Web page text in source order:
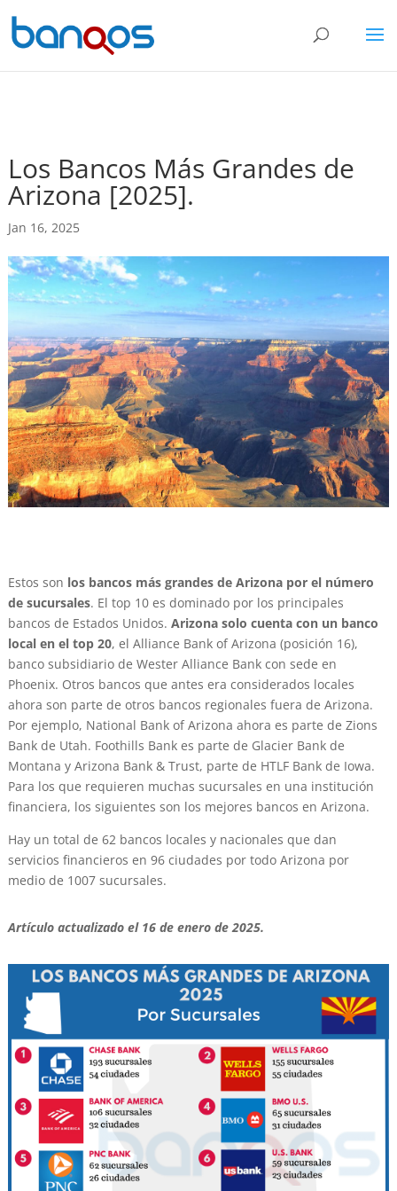
Los Bancos Más Grandes de
Arizona [2025].
Jan 16, 2025
Estos son los bancos más grandes de Arizona por el número
de sucursales. El top 10 es dominado por los principales
bancos de Estados Unidos. Arizona solo cuenta con un banco
local en el top 20, el Alliance Bank of Arizona (posición 16),
banco subsidiario de Wester Alliance Bank con sede en
Phoenix. Otros bancos que antes era considerados locales
ahora son parte de otros bancos regionales fuera de Arizona.
Por ejemplo, National Bank of Arizona ahora es parte de Zions
Bank de Utah. Foothills Bank es parte de Glacier Bank de
Montana y Arizona Bank & Trust, parte de HTLF Bank de Iowa.
Para los que requieren muchas sucursales en una institución
financiera, los siguientes son los mejores bancos en Arizona.
Hay un total de 62 bancos locales y nacionales que dan
servicios financieros en 96 ciudades por todo Arizona por
medio de 1007 sucursales.
Artículo actualizado el 16 de enero de 2025.